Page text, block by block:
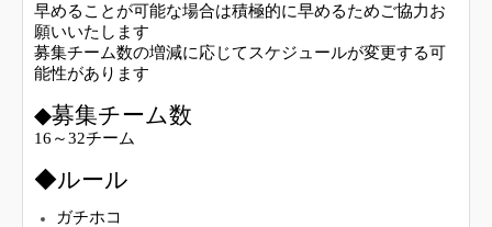
早めることが可能な場合は積極的に早めるためご協力お
願いいたします
募集チーム数の増減に応じてスケジュールが変更する可
能性があります
◆募集チーム数
16～32チーム
◆ルール
ガチホコ